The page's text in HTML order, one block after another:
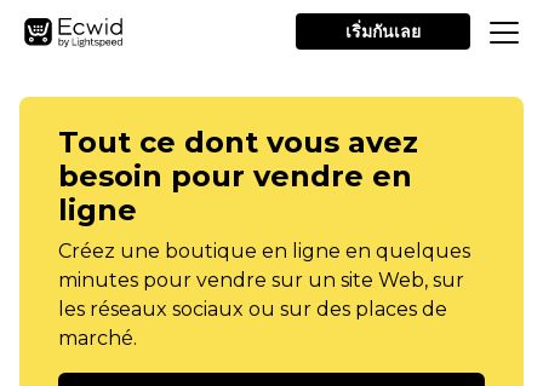
เริ่มกันเลย
Tout ce dont vous avez
besoin pour vendre en
ligne
Créez une boutique en ligne en quelques
minutes pour vendre sur un site Web, sur
les réseaux sociaux ou sur des places de
marché.